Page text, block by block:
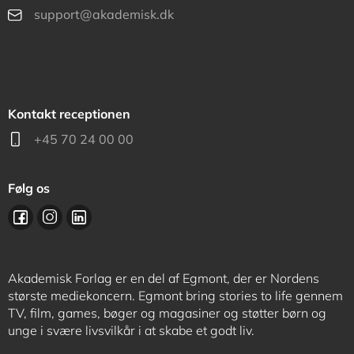
support@akademisk.dk
Kontakt receptionen
+45 70 24 00 00
Følg os
Akademisk Forlag er en del af Egmont, der er Nordens
største mediekoncern. Egmont bring stories to life gennem
TV, film, games, bøger og magasiner og støtter børn og
unge i svære livsvilkår i at skabe et godt liv.